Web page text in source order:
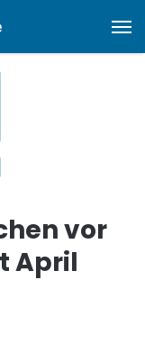
vor
April